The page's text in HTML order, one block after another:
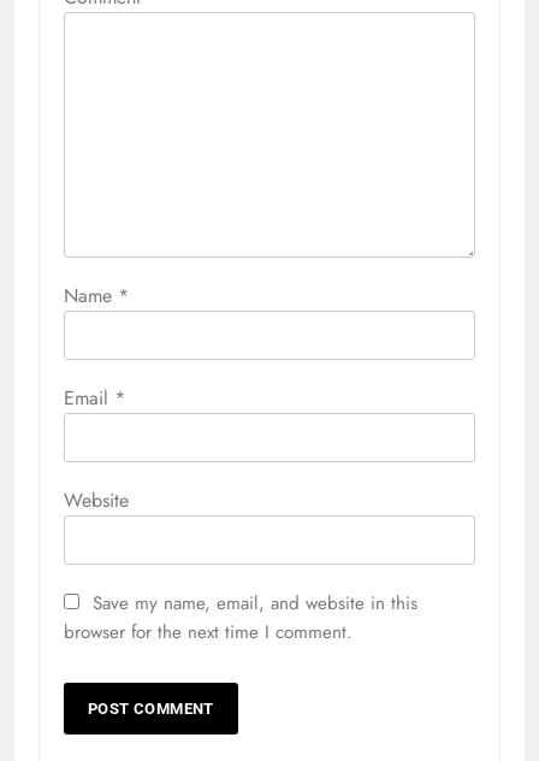
Name *
Email *
Website
Save my name, email, and website in this
browser for the next time I comment.